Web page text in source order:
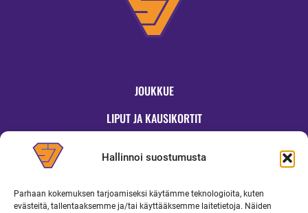
Hallinnoi suostumusta
Parhaan kokemuksen tarjoamiseksi käytämme teknologioita, kuten
evästeitä, tallentaaksemme ja/tai käyttääksemme laitetietoja. Näiden
JOUKKUE
LIPUT JA KAUSIKORTIT
OTTELUINFO